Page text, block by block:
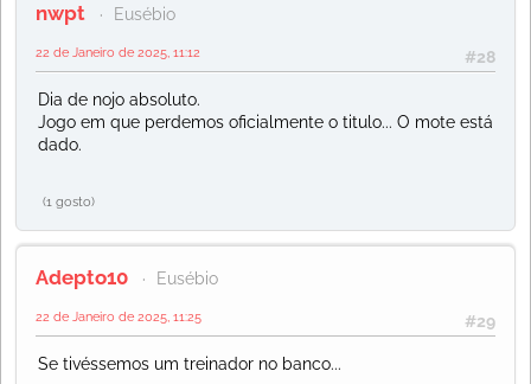
nwpt Eusébio
#28
22 de Janeiro de 2025, 11:12
Dia de nojo absoluto.
Jogo em que perdemos oficialmente o titulo... O mote está
dado.
(1 gosto)
Adepto10 Eusébio
#29
22 de Janeiro de 2025, 11:25
Se tivéssemos um treinador no banco...